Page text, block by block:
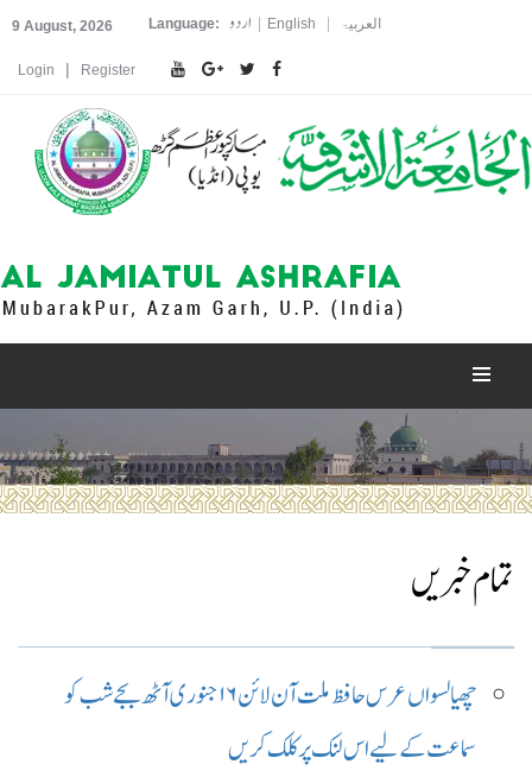
9 August, 2026 Language: اردو | English | العربیۃ
Login | Register
تمام خبریں
چھیالسواں عرس حافظ ملت آن لائن ۱۶ جنوری آٹھ بجے شب کو
سماعت کے لیے اس لنک پر کلک کریں